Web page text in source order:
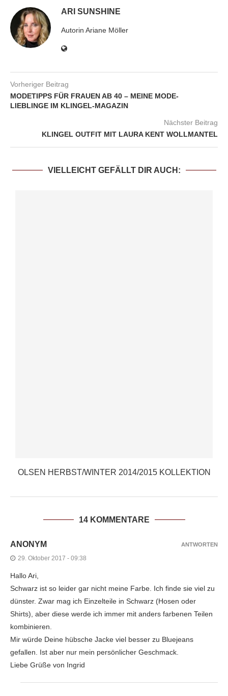
ARI SUNSHINE
Autorin Ariane Möller
Vorheriger Beitrag
MODETIPPS FÜR FRAUEN AB 40 – MEINE MODE-
LIEBLINGE IM KLINGEL-MAGAZIN
Nächster Beitrag
KLINGEL OUTFIT MIT LAURA KENT WOLLMANTEL
VIELLEICHT GEFÄLLT DIR AUCH:
OLSEN HERBST/WINTER 2014/2015 KOLLEKTION
14 KOMMENTARE
ANONYM
29. Oktober 2017 - 09:38
Hallo Ari,
Schwarz ist so leider gar nicht meine Farbe. Ich finde sie viel zu
dünster. Zwar mag ich Einzelteile in Schwarz (Hosen oder
Shirts), aber diese werde ich immer mit anders farbenen Teilen
kombinieren.
Mir würde Deine hübsche Jacke viel besser zu Bluejeans
gefallen. Ist aber nur mein persönlicher Geschmack.
Liebe Grüße von Ingrid
ANTWORTEN